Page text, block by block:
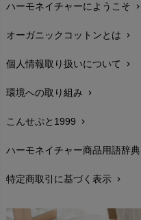
配送と送料chevron_right
在庫状況と発送予定chevron_right
サイズ・寸法chevron_right
生地・素材chevron_right
お手入れについて
レビューを書こうchevron_right
返品交換chevron_right
FAXでのご注文
ハーモネイチャーにようこそ chevron_right
オーガニックコットンとは chevron_right
個人情報取り扱いについて chevron_right
環境への取り組み chevron_right
こんせぷと1999 chevron_right
ハーモネイチャー商品用語辞典
特定商取引に基づく表示 chevron_right